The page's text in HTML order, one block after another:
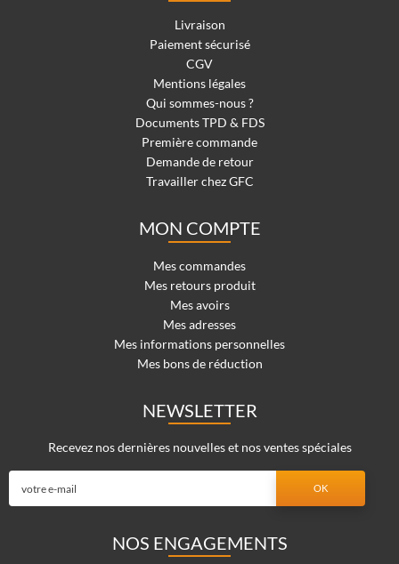
Livraison
Paiement sécurisé
CGV
Mentions légales
Qui sommes-nous ?
Documents TPD & FDS
Première commande
Demande de retour
Travailler chez GFC
MON COMPTE
Mes commandes
Mes retours produit
Mes avoirs
Mes adresses
Mes informations personnelles
Mes bons de réduction
NEWSLETTER
Recevez nos dernières nouvelles et nos ventes spéciales
NOS ENGAGEMENTS